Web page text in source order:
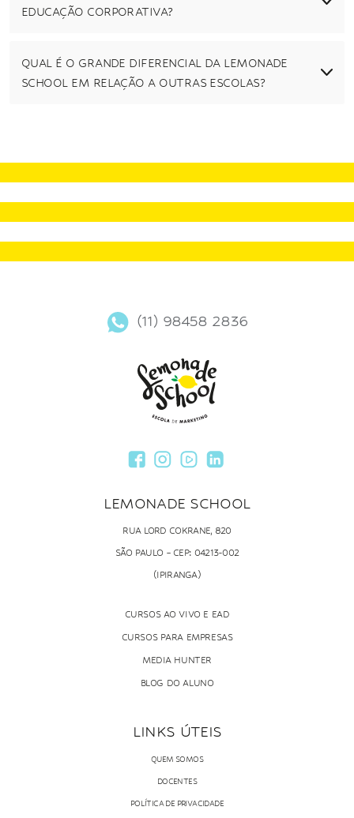
EDUCAÇÃO CORPORATIVA?
QUAL É O GRANDE DIFERENCIAL DA LEMONADE
SCHOOL EM RELAÇÃO A OUTRAS ESCOLAS?
(11) 98458 2836
LEMONADE SCHOOL
RUA LORD COKRANE, 820
SÃO PAULO – CEP: 04213-002
(IPIRANGA)
CURSOS AO VIVO E EAD
CURSOS PARA EMPRESAS
MEDIA HUNTER
BLOG DO ALUNO
LINKS ÚTEIS
QUEM SOMOS
DOCENTES
POLÍTICA DE PRIVACIDADE